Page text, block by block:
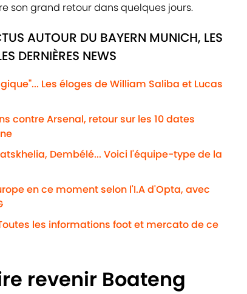
son grand retour dans quelques jours.
AUTOUR DU BAYERN MUNICH, LES
DERNIÈRES NEWS
Les éloges de William Saliba et Lucas
contre Arsenal, retour sur les 10 dates
Dembélé... Voici l'équipe-type de la
en ce moment selon l'I.A d'Opta, avec
Toutes les informations foot et mercato de ce
revenir Boateng